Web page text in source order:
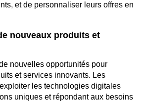
et de personnaliser leurs offres en
nouveaux produits et
nouvelles opportunités pour
et services innovants. Les
les technologies digitales
uniques et répondant aux besoins